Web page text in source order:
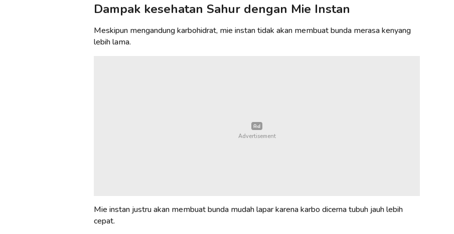
Dampak kesehatan Sahur dengan Mie Instan
Meskipun mengandung karbohidrat, mie instan tidak akan membuat bunda merasa kenyang
lebih lama.
Mie instan justru akan membuat bunda mudah lapar karena karbo dicerna tubuh jauh lebih
cepat.